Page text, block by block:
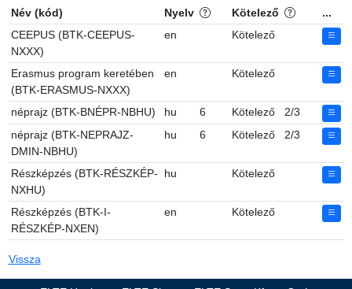
Név (kód) Nyelv
Kötelező
...
CEEPUS (BTK-CEEPUS-
NXXX)
en Kötelező
Erasmus program keretében
(BTK-ERASMUS-NXXX)
en Kötelező
néprajz (BTK-BNÉPR-NBHU) hu 6 Kötelező
2/3
néprajz (BTK-NEPRAJZ-
DMIN-NBHU)
hu 6 Kötelező 2/3
Részképzés (BTK-RÉSZKÉP-
NXHU)
hu Kötelező
Részképzés (BTK-I-
RÉSZKÉP-NXEN)
en Kötelező
Vissza